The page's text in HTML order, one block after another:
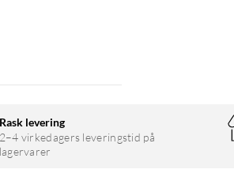
Rask levering
2–4 virkedagers leveringstid på
lagervarer